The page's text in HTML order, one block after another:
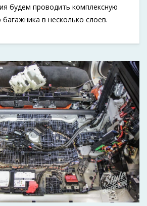
будем проводить комплексную
в несколько слоев.